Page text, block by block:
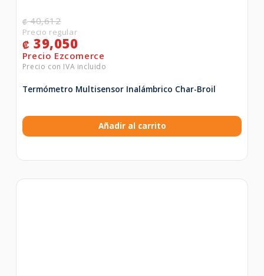
₡40,612
₡ 39,050
Termómetro Multisensor Inalámbrico Char-Broil
Añadir al carrito